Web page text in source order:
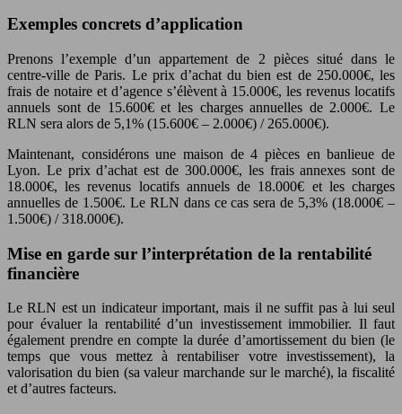
Exemples concrets d’application
Prenons l’exemple d’un appartement de 2 pièces situé dans le
centre-ville de Paris. Le prix d’achat du bien est de 250.000€, les
frais de notaire et d’agence s’élèvent à 15.000€, les revenus locatifs
annuels sont de 15.600€ et les charges annuelles de 2.000€. Le
RLN sera alors de 5,1% (15.600€ – 2.000€) / 265.000€).
Maintenant, considérons une maison de 4 pièces en banlieue de
Lyon. Le prix d’achat est de 300.000€, les frais annexes sont de
18.000€, les revenus locatifs annuels de 18.000€ et les charges
annuelles de 1.500€. Le RLN dans ce cas sera de 5,3% (18.000€ –
1.500€) / 318.000€).
Mise en garde sur l’interprétation de la rentabilité
financière
Le RLN est un indicateur important, mais il ne suffit pas à lui seul
pour évaluer la rentabilité d’un investissement immobilier. Il faut
également prendre en compte la durée d’amortissement du bien (le
temps que vous mettez à rentabiliser votre investissement), la
valorisation du bien (sa valeur marchande sur le marché), la fiscalité
et d’autres facteurs.